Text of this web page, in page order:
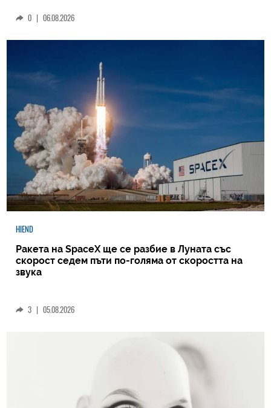
0 | 06.08.2026
HIEND
Ракета на SpaceX ще се разбие в Луната със
скорост седем пъти по-голяма от скоростта на
звука
3 05.08.2026